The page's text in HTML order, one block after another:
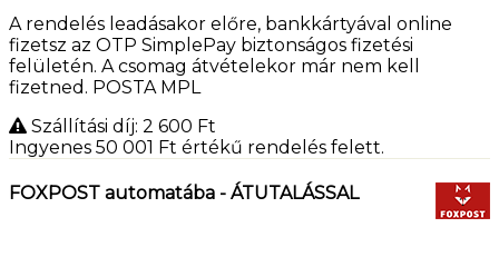
A rendelés leadásakor előre, bankkártyával online
fizetsz az OTP SimplePay biztonságos fizetési
felületén. A csomag átvételekor már nem kell
fizetned. POSTA MPL
Szállítási díj: 2 600 Ft
Ingyenes 50 001 Ft értékű rendelés felett.
FOXPOST automatába - ÁTUTALÁSSAL